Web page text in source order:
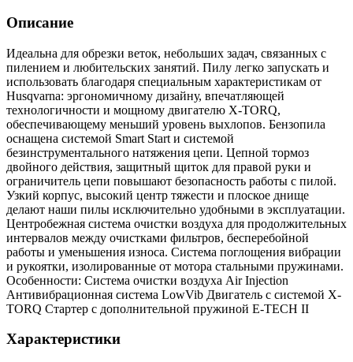
Описание
Идеальна для обрезки веток, небольших задач, связанных с
пилением и любительских занятий. Пилу легко запускать и
использовать благодаря специальным характеристикам от
Husqvarna: эргономичному дизайну, впечатляющей
технологичности и мощному двигателю X-TORQ,
обеспечивающему меньший уровень выхлопов. Бензопила
оснащена системой Smart Start и системой
безинструментального натяжения цепи. Цепной тормоз
двойного действия, защитный щиток для правой руки и
ограничитель цепи повышают безопасность работы с пилой.
Узкий корпус, высокий центр тяжести и плоское днище
делают наши пилы исключительно удобными в эксплуатации.
Центробежная система очистки воздуха для продолжительных
интервалов между очистками фильтров, бесперебойной
работы и уменьшения износа. Система поглощения вибрации
и рукоятки, изолированные от мотора стальными пружинами.
Особенности: Система очистки воздуха Air Injection
Антивибрационная система LowVib Двигатель с системой X-
TORQ Стартер с дополнительной пружиной E-TECH II
Характеристики